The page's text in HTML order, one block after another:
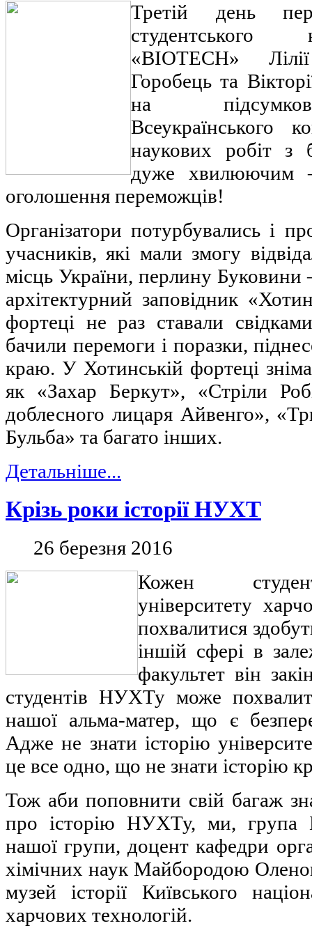
Третій день
студентського
«BIOTECH»
Горобець та
на
Всеукраїнського
наукових робіт з
дуже хвилюючим
оголошення переможців!
Організатори потурбувались і
учасників, які мали змогу
місць України, перлину Буковини
архітектурний заповідник
фортеці не раз ставали
бачили перемоги і поразки,
краю. У Хотинській фортеці
як «Захар Беркут», «Стріли
доблесного лицаря Айвенго»,
Бульба» та багато інших.
Детальніше...
Крізь роки історії НУХТ
26 березня 2016
Кожен
університету
похвалитися
іншій сфері в
факультет він
студентів НУХТу може
нашої альма-матер, що є
Адже не знати історію
це все одно, що не знати історію
Тож аби поповнити свій багаж
про історію НУХТу, ми, група
нашої групи, доцент кафедри
хімічних наук Майбородою
музей історії Київського
харчових технологій.